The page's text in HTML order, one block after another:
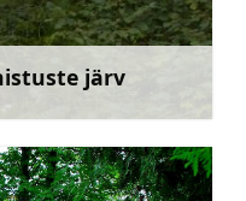
järv
Rohkem teavet